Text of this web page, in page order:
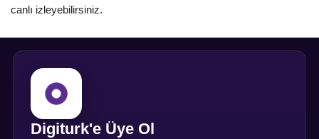
canlı izleyebilirsiniz.
Digiturk'e Üye Ol